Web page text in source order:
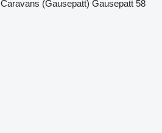
(Gausepatt) Gausepatt 58